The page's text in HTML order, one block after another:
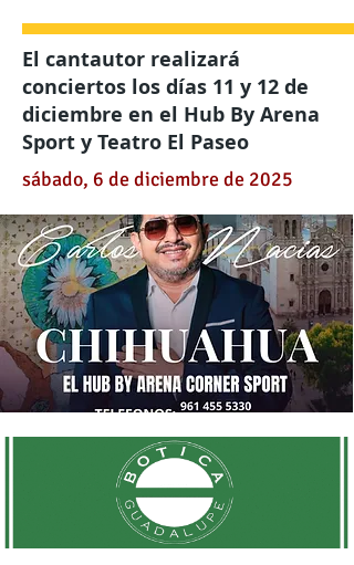
El cantautor realizará
conciertos los días 11 y 12 de
diciembre en el Hub By Arena
Sport y Teatro El Paseo
sábado, 6 de diciembre de 2025